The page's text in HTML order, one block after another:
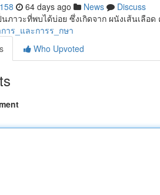
64 days ago News
Discuss
นภาวะที่พบได้บ่อย ซึ่งเกิดจาก ผนังเส้นเลือด
าร_และการร_กษา
Who Upvoted